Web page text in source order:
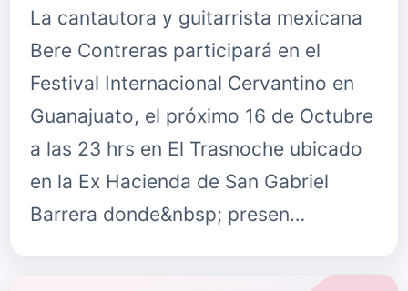
La cantautora y guitarrista mexicana
Bere Contreras participará en el
Festival Internacional Cervantino en
Guanajuato, el próximo 16 de Octubre
a las 23 hrs en El Trasnoche ubicado
en la Ex Hacienda de San Gabriel
Barrera donde&nbsp; presen…